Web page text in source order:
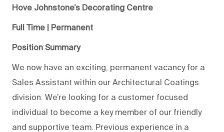
Hove Johnstone’s Decorating Centre
Full Time | Permanent
Position Summary
We now have an exciting, permanent vacancy for a
Sales Assistant within our Architectural Coatings
division. We’re looking for a customer focused
individual to become a key member of our friendly
and supportive team. Previous experience in a